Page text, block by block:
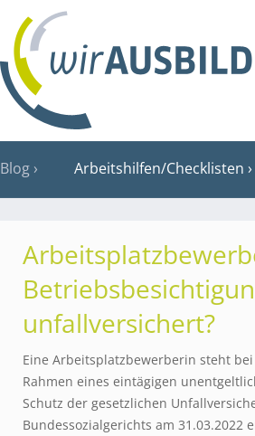
Blog Arbeitshilfen/Checklisten
unfallversichert?
Eine Arbeitsplatzbewerberin steht
Rahmen eines eintägigen
Schutz der gesetzlichen
Bundessozialgerichts am 31.03.2022